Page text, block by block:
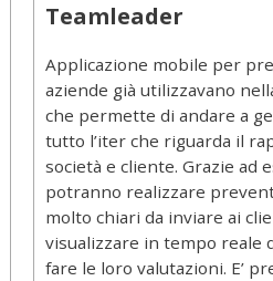
Teamleader
Applicazione mobile per
aziende già utilizzavano
che permette di andare a
tutto l’iter che riguarda il
società e cliente. Grazie ad
potranno realizzare
molto chiari da inviare ai
visualizzare in tempo reale
fare le loro valutazioni. E’